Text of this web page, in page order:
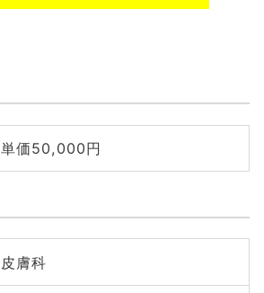
単価50,000円
皮膚科